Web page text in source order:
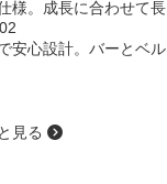
様。成長に合わせて長
安心設計。バーとベル
見る